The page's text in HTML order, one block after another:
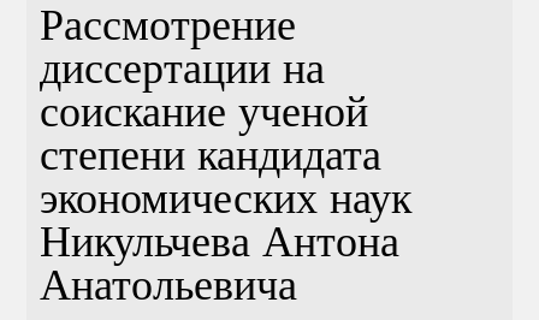
Рассмотрение
диссертации на
соискание ученой
степени кандидата
экономических наук
Никульчева Антона
Анатольевича